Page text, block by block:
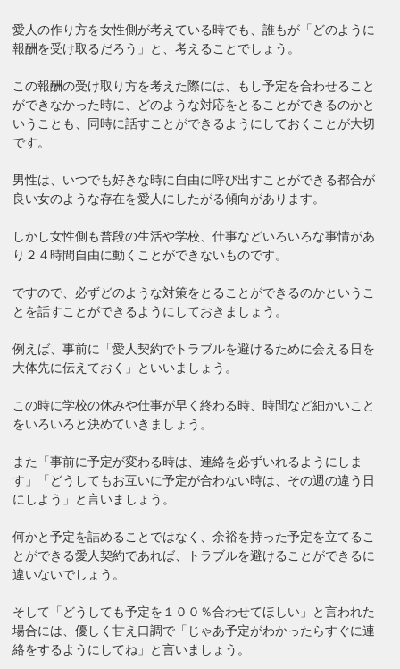
愛人の作り方を女性側が考えている時でも、誰もが「どのように
報酬を受け取るだろう」と、考えることでしょう。
この報酬の受け取り方を考えた際には、もし予定を合わせること
ができなかった時に、どのような対応をとることができるのかと
いうことも、同時に話すことができるようにしておくことが大切
です。
男性は、いつでも好きな時に自由に呼び出すことができる都合が
良い女のような存在を愛人にしたがる傾向があります。
しかし女性側も普段の生活や学校、仕事などいろいろな事情があ
り２４時間自由に動くことができないものです。
ですので、必ずどのような対策をとることができるのかというこ
とを話すことができるようにしておきましょう。
例えば、事前に「愛人契約でトラブルを避けるために会える日を
大体先に伝えておく」といいましょう。
この時に学校の休みや仕事が早く終わる時、時間など細かいこと
をいろいろと決めていきましょう。
また「事前に予定が変わる時は、連絡を必ずいれるようにしま
す」「どうしてもお互いに予定が合わない時は、その週の違う日
にしよう」と言いましょう。
何かと予定を詰めることではなく、余裕を持った予定を立てるこ
とができる愛人契約であれば、トラブルを避けることができるに
違いないでしょう。
そして「どうしても予定を１００％合わせてほしい」と言われた
場合には、優しく甘え口調で「じゃあ予定がわかったらすぐに連
絡をするようにしてね」と言いましょう。